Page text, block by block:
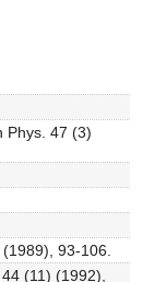
Phys. 47 (3)
93-106.
(11) (1992),